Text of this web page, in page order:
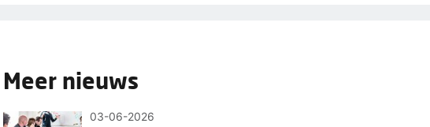
Meer nieuws
03-06-2026